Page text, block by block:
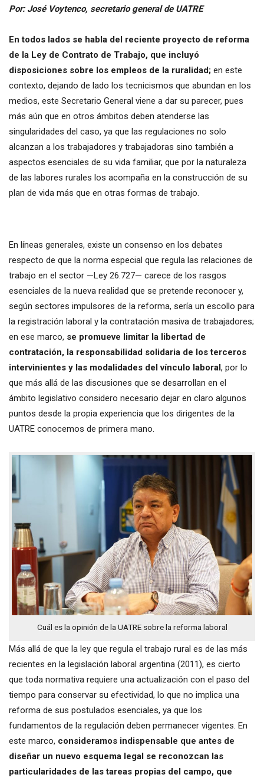
Por: José Voytenco, secretario general de UATRE
En todos lados se habla del reciente proyecto de reforma
de la Ley de Contrato de Trabajo, que incluyó
disposiciones sobre los empleos de la ruralidad; en este
contexto, dejando de lado los tecnicismos que abundan en los
medios, este Secretario General viene a dar su parecer, pues
más aún que en otros ámbitos deben atenderse las
singularidades del caso, ya que las regulaciones no solo
alcanzan a los trabajadores y trabajadoras sino también a
aspectos esenciales de su vida familiar, que por la naturaleza
de las labores rurales los acompaña en la construcción de su
plan de vida más que en otras formas de trabajo.
En líneas generales, existe un consenso en los debates
respecto de que la norma especial que regula las relaciones de
trabajo en el sector —Ley 26.727— carece de los rasgos
esenciales de la nueva realidad que se pretende reconocer y,
según sectores impulsores de la reforma, sería un escollo para
la registración laboral y la contratación masiva de trabajadores;
en ese marco, se promueve limitar la libertad de
contratación, la responsabilidad solidaria de los terceros
intervinientes y las modalidades del vínculo laboral, por lo
que más allá de las discusiones que se desarrollan en el
ámbito legislativo considero necesario dejar en claro algunos
puntos desde la propia experiencia que los dirigentes de la
UATRE conocemos de primera mano.
Cuál es la opinión de la UATRE sobre la reforma laboral
Más allá de que la ley que regula el trabajo rural es de las más
recientes en la legislación laboral argentina (2011), es cierto
que toda normativa requiere una actualización con el paso del
tiempo para conservar su efectividad, lo que no implica una
reforma de sus postulados esenciales, ya que los
fundamentos de la regulación deben permanecer vigentes. En
este marco, consideramos indispensable que antes de
diseñar un nuevo esquema legal se reconozcan las
particularidades de las tareas propias del campo, que